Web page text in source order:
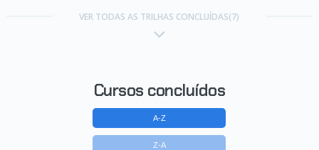
VER TODAS AS TRILHAS CONCLUÍDAS(7)
Cursos concluídos
A-Z
Z-A